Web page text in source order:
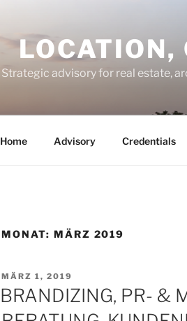
LOCATION,
Strategic advisory for real estate,
Home Advisory Credentials
MONAT: MÄRZ 2019
VERÖFFENTLICHT
AM
MÄRZ 1, 2019
BRANDIZING, PR- &